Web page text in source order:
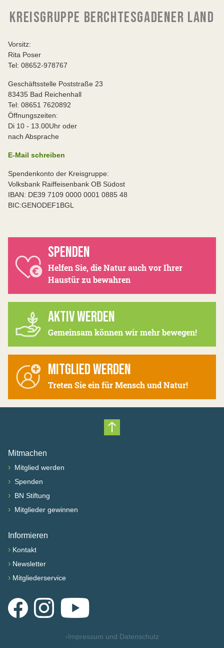
KREISGRUPPE BERCHTESGADENER LAND
Vorsitz:
Rita Poser
Tel: 08652-978767
Geschäftsstelle Poststraße 23
83435 Bad Reichenhall
Tel: 08651 7620892
Öffnungszeiten:
Di 10 - 13.00Uhr oder
nach Absprache
E-Mail schreiben
Spendenkonto der Kreisgruppe:
Volksbank Raiffeisenbank OB Südost
IBAN: DE39 7109 0000 0001 0885 48
BIC:GENODEF1BGL
SPENDEN
Helfen Sie, die Natur auch vor Ihrer
Haustür zu bewahren
AKTIV WERDEN
Gemeinsam können wir mehr bewegen!
MITGLIED WERDEN
Treten Sie ein für Mensch und Natur!
Nach oben scrollen
Mitmachen
› Mitglied werden
› Spenden
› BN Stiftung
› Mitglieder gewinnen
Informieren
› Kontakt
› Newsletter
› Mitgliederservice
FacebookInstagramYouTube
›Impressum und Datenschutz